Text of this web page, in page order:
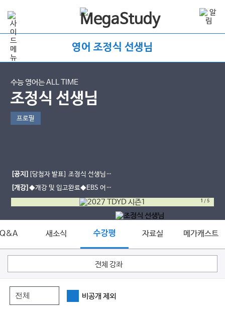
영어 조정식 선생님
수능 영어는 ALL TIME
조정식 선생님
프로필
[공지] [당첨자 발표] 조정식 선생님
여름방학 학습다짐 이벤트
[개강]◆개강 및 입고완료◆EBS 어휘
개강 - [2027] 의미에 유의해야 할
1 /5
새소식 수강평 자료실 메가캐스트
전체 강좌
비공개 제외